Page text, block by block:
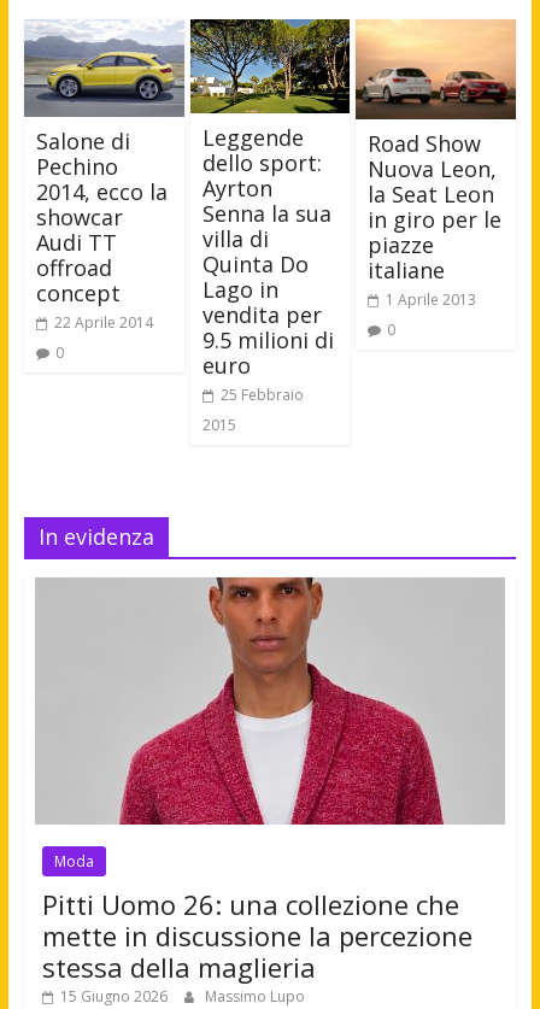
Salone di
Pechino
2014, ecco la
showcar
Audi TT
offroad
concept
22 Aprile 2014
0
Leggende
dello sport:
Ayrton
Senna la sua
villa di
Quinta Do
Lago in
vendita per
9.5 milioni di
euro
25 Febbraio
2015
Road Show
Nuova Leon,
la Seat Leon
in giro per le
piazze
italiane
1 Aprile 2013
0
In evidenza
Moda
Pitti Uomo 26: una collezione che
mette in discussione la percezione
stessa della maglieria
15 Giugno 2026 Massimo Lupo